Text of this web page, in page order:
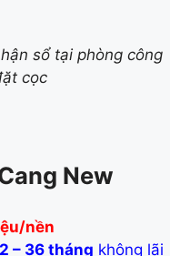
sổ tại phòng công
cọc
New
nền
– 36 tháng không lãi